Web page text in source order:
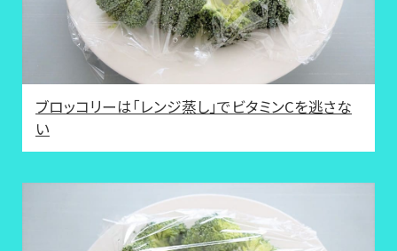
ブロッコリーは「レンジ蒸し」でビタミンCを逃さな
い